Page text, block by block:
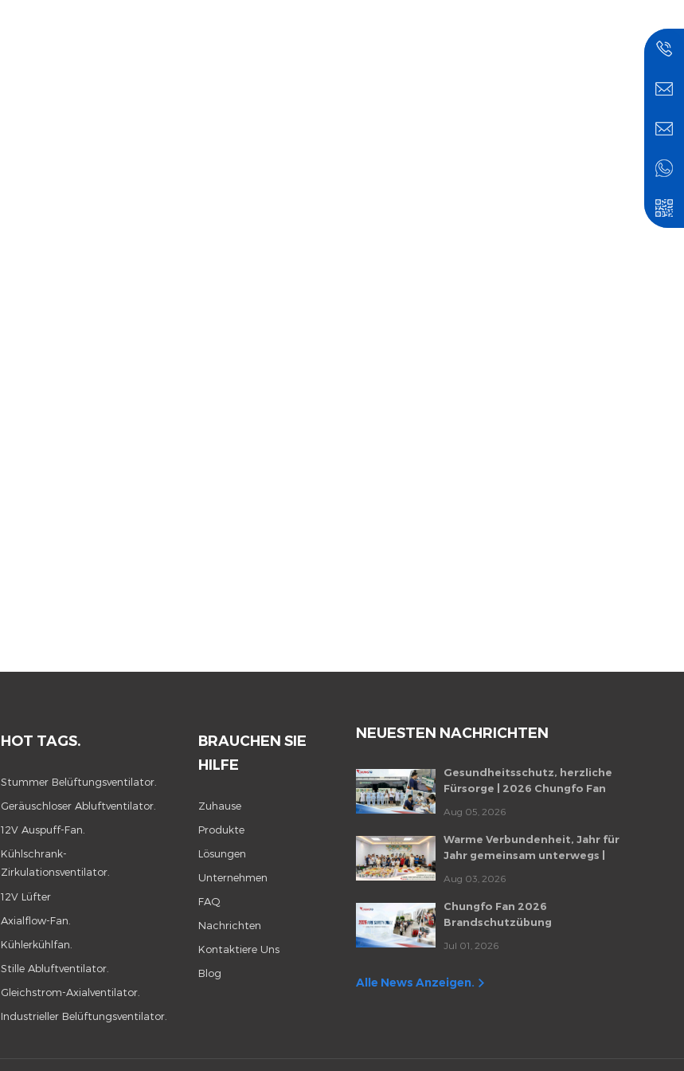
HOT TAGS.
Stummer Belüftungsventilator.
Geräuschloser Abluftventilator.
12V Auspuff-Fan.
Kühlschrank-
Zirkulationsventilator.
12V Lüfter
Axialflow-Fan.
Kühlerkühlfan.
Stille Abluftventilator.
Gleichstrom-Axialventilator.
Industrieller Belüftungsventilator.
BRAUCHEN SIE
HILFE
Zuhause
Produkte
Lösungen
Unternehmen
FAQ
Nachrichten
Kontaktiere Uns
Blog
NEUESTEN NACHRICHTEN
Gesundheitsschutz, herzliche
Fürsorge | 2026 Chungfo Fan
Veranstaltung
Aug 05, 2026
Warme Verbundenheit, Jahr für
Jahr gemeinsam unterwegs |
Geburtstagsfeier von Chungfo Fan
Aug 03, 2026
Chungfo Fan 2026
Brandschutzübung
Jul 01, 2026
Alle News Anzeigen.